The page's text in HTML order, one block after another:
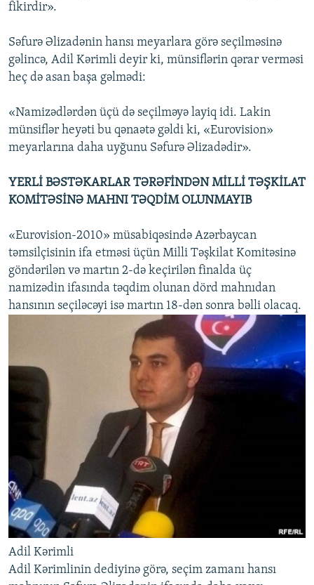
fikirdir».
Səfurə Əlizadənin hansı meyarlara görə seçilməsinə
gəlincə, Adil Kərimli deyir ki, münsiflərin qərar verməsi
heç də asan başa gəlmədi:
«Namizədlərdən üçü də seçilməyə layiq idi. Lakin
münsiflər heyəti bu qənaətə gəldi ki, «Eurovision»
meyarlarına daha uyğunu Səfurə Əlizadədir».
YERLİ BƏSTƏKARLAR TƏRƏFİNDƏN MİLLİ TƏŞKİLAT
KOMİTƏSİNƏ MAHNI TƏQDİM OLUNMAYIB
«Eurovision-2010» müsabiqəsində Azərbaycan
təmsilçisinin ifa etməsi üçün Milli Təşkilat Komitəsinə
göndərilən və martın 2-də keçirilən finalda üç
namizədin ifasında təqdim olunan dörd mahnıdan
hansının seçiləcəyi isə martın 18-dən sonra bəlli olacaq.
Adil Kərimli
Adil Kərimlinin dediyinə görə, seçim zamanı hansı